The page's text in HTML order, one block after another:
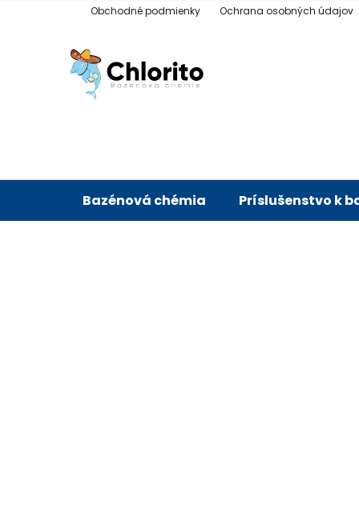
Obchodné podmienky Ochrana osobných údajov
Bazénová chémia Príslušenstvo k